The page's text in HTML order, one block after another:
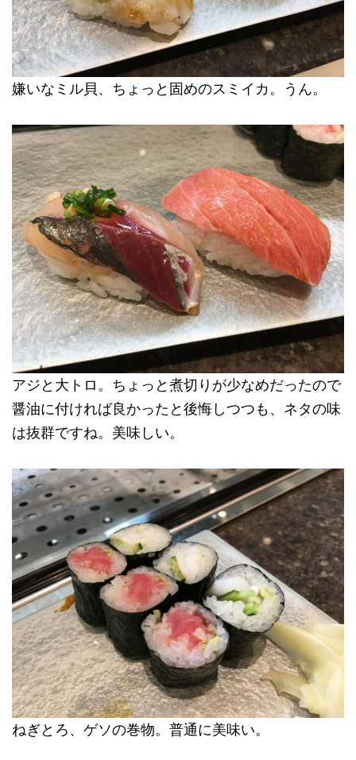
嫌いなミル貝、ちょっと固めのスミイカ。うん。
アジと大トロ。ちょっと煮切りが少なめだったので
醤油に付ければ良かったと後悔しつつも、ネタの味
は抜群ですね。美味しい。
ねぎとろ、ゲソの巻物。普通に美味い。